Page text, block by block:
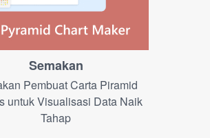
Semakan
Pembuat Carta Piramid
untuk Visualisasi Data Naik
Tahap